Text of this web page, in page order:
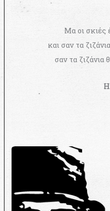
Μα οι σκιές
και σαν τα
σαν τα